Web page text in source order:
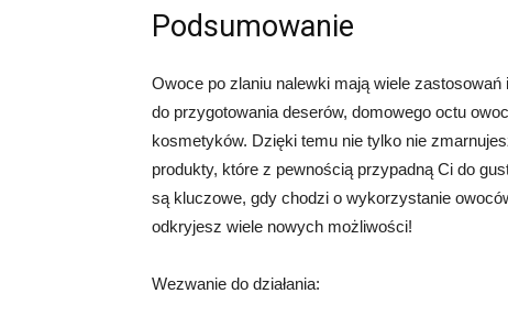
Podsumowanie
Owoce po zlaniu nalewki mają wiele
do przygotowania deserów, domowego octu
kosmetyków. Dzięki temu nie tylko nie
produkty, które z pewnością przypadną Ci do
są kluczowe, gdy chodzi o wykorzystanie
odkryjesz wiele nowych możliwości!
Wezwanie do działania: